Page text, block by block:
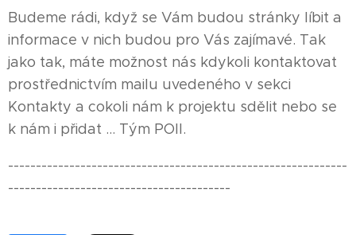
Budeme rádi, když se Vám budou stránky líbit a
informace v nich budou pro Vás zajímavé. Tak
jako tak, máte možnost nás kdykoli kontaktovat
prostřednictvím mailu uvedeného v sekci
Kontakty a cokoli nám k projektu sdělit nebo se
k nám i přidat ... Tým POII.
-------------------------------------------------------------
----------------------------------------